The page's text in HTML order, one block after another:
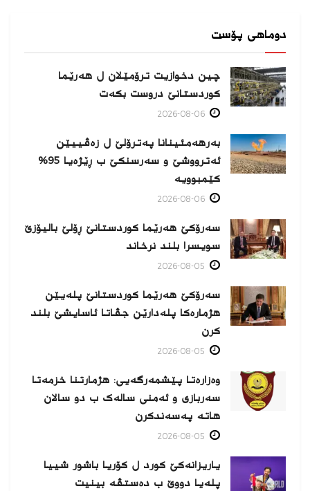
دوماهی پۆست
چین دخوازیت ترۆمێلان ل هەرێما
كوردستانێ دروست بكەت
بەرهەمئینانا په‌ترۆلێ ل زه‌ڤییێن
ئەترووشێ و سەرسنكێ ب ڕێژەیا 95%
كێمبوویە
سەرۆکێ هەرێما کوردستانێ ڕۆلێ بالیۆزێ
سویسرا بلند نرخاند
سەرۆکێ هەرێما کوردستانێ پلەیێن
هژمارەكا پلەدارێن جڤاتا ئاسایشێ بلند
كرن
وەزارەتا پێشمەرگەیی: هژمارتنا خزمەتا
سەربازی و ئەمنی سالەک ب دو سالان
هاتە پەسەندكرن
یاریزانەكێ کورد ل کۆریا باشور شییا
پلەیا دووێ ب دەستڤە بینیت